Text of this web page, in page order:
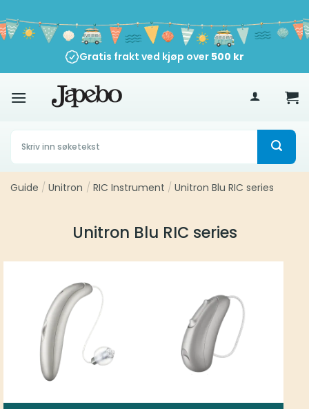
to
content
Gratis frakt ved kjøp over 500 kr
Søk
etter:
Guide / Unitron / RIC Instrument / Unitron Blu RIC series
Unitron Blu RIC series